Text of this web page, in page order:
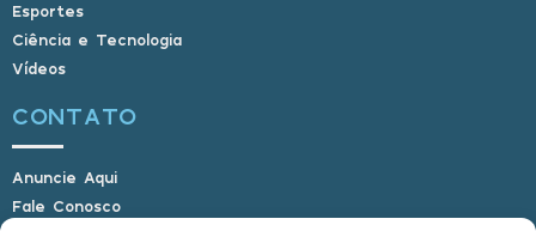
Esportes
Ciência e Tecnologia
Vídeos
CONTATO
Anuncie Aqui
Fale Conosco